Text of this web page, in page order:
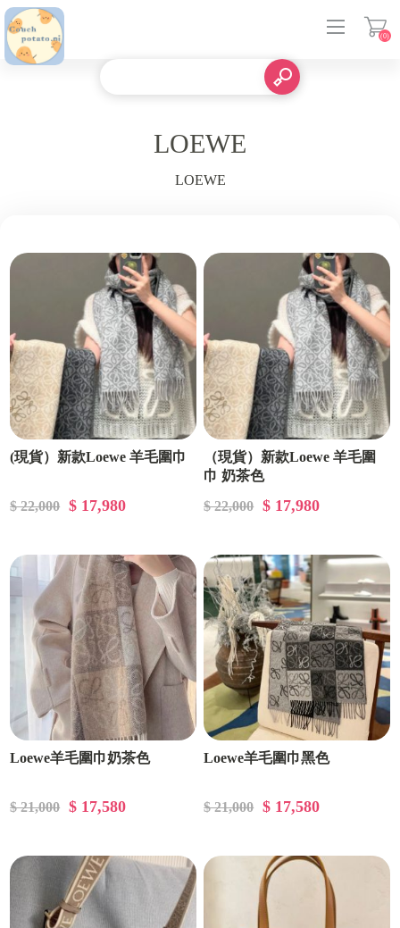
(0)
LOEWE
LOEWE
(現貨）新款Loewe 羊毛圍巾
$ 22,000 $ 17,980
（現貨）新款Loewe 羊毛圍
巾 奶茶色
$ 22,000
$ 17,980
Loewe羊毛圍巾奶茶色
$ 21,000 $ 17,580
Loewe羊毛圍巾黑色
$ 21,000 $ 17,580